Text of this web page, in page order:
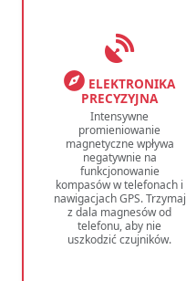
ELEKTRONIKA
PRECYZYJNA
Intensywne
promieniowanie
magnetyczne wpływa
negatywnie na
funkcjonowanie
kompasów w telefonach i
nawigacjach GPS. Trzymaj
z dala magnesów od
telefonu, aby nie
uszkodzić czujników.